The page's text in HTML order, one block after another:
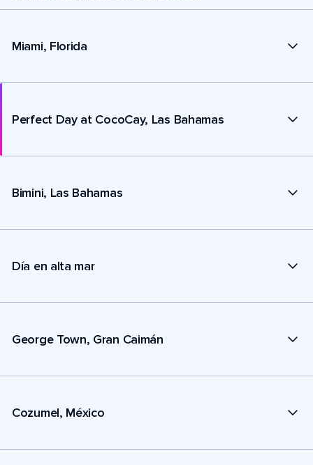
Miami, Florida
Perfect Day at CocoCay, Las Bahamas
Bimini, Las Bahamas
Día en alta mar
George Town, Gran Caimán
Cozumel, México